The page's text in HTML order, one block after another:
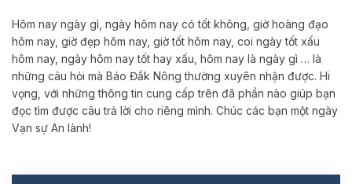
Hôm nay ngày gì, ngày hôm nay có tốt không, giờ hoàng đạo
hôm nay, giờ đẹp hôm nay, giờ tốt hôm nay, coi ngày tốt xấu
hôm nay, ngày hôm nay tốt hay xấu, hôm nay là ngày gì … là
những câu hỏi mà Báo Đắk Nông thường xuyên nhận được. Hi
vọng, với những thông tin cung cấp trên đã phần nào giúp bạn
đọc tìm được câu trả lời cho riêng mình. Chúc các bạn một ngày
Vạn sự An lành!